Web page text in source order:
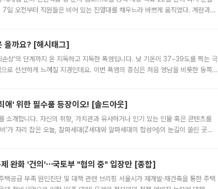
일 오전부터 직원들은 비어 있는 진열대를 채우느라 바쁘게 움직였다. 계란과
올까요? [해시태그]
손상’의 단계까지 온 지독하고 지독한 폭염입니다. 낮 기온이 37~39도를 찍는 극
로 선선하게 느껴질 지경인데요. 이번 폭염의 중심은 처음 영남을 비롯한 동쪽
애' 위한 필수품 등장이오! [솔드아웃]
소개합니다. 자신의 취향, 가치관과 유사하거나 인기 있는 인물 혹은 콘텐츠를
'가 자리 잡은 오늘, 잘파세대(Z세대와 알파세대의 합성어)의 눈길이 쏠린 곳은
제 완화 '건의'⋯국토부 "협의 중" 입장만 [종합]
택공급 부족 원인진단 및 대책 관련 브리핑 서울시가 재개발·재건축을 통한 주택